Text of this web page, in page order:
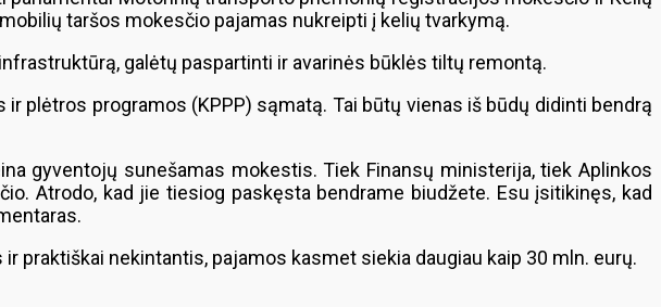
taršos mokesčio pajamas nukreipti į kelių tvarkymą.
galėtų paspartinti ir avarinės būklės tiltų remontą.
plėtros programos (KPPP) sąmatą. Tai būtų vienas iš būdų didinti bendrą
gyventojų sunešamas mokestis. Tiek Finansų ministerija, tiek Aplinkos
Atrodo, kad jie tiesiog paskęsta bendrame biudžete. Esu įsitikinęs, kad
praktiškai nekintantis, pajamos kasmet siekia daugiau kaip 30 mln. eurų.